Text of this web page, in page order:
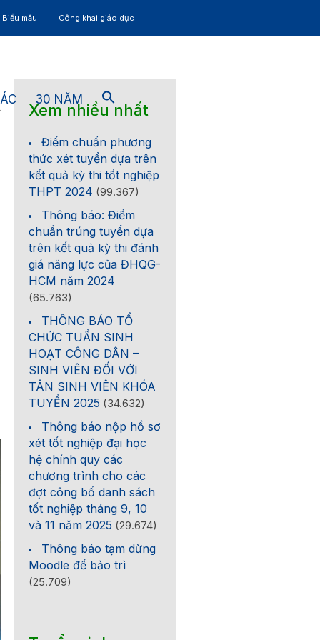
mẫu Công khai giáo dục
30 NĂM
Xem nhiều nhất
Điểm chuẩn phương
thức xét tuyển dựa trên
kết quả kỳ thi tốt nghiệp
THPT 2024 (99.367)
Thông báo: Điểm
chuẩn trúng tuyển dựa
trên kết quả kỳ thi đánh
giá năng lực của ĐHQG-
HCM năm 2024
(65.763)
THÔNG BÁO TỔ
CHỨC TUẦN SINH
HOẠT CÔNG DÂN –
SINH VIÊN ĐỐI VỚI
TÂN SINH VIÊN KHÓA
TUYỂN 2025 (34.632)
Thông báo nộp hồ sơ
xét tốt nghiệp đại học
hệ chính quy các
chương trình cho các
đợt công bố danh sách
tốt nghiệp tháng 9, 10
và 11 năm 2025 (29.674)
Thông báo tạm dừng
Moodle để bảo trì
(25.709)